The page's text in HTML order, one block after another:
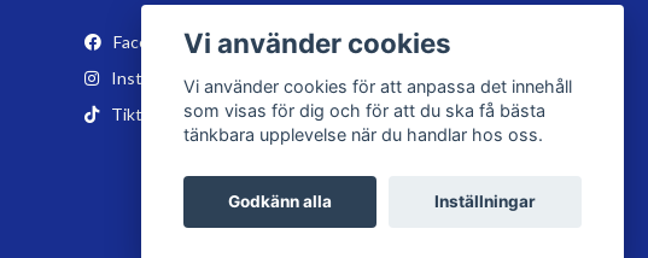
Facebook
Instagram
Tiktok
Vi använder cookies
Vi använder cookies för att anpassa det innehåll
som visas för dig och för att du ska få bästa
tänkbara upplevelse när du handlar hos oss.
Godkänn alla Inställningar